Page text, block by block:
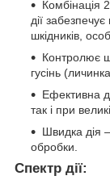
Комбінація
дії
шкідників,
Контролює
гусінь
Ефективна
так і при
Швидка дія
обробки.
Спектр дії: